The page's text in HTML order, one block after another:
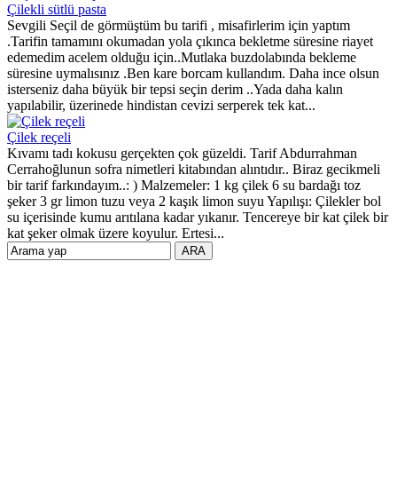
Çilekli sütlü pasta
Sevgili Seçil de görmüştüm bu tarifi , misafirlerim için yaptım
.Tarifin tamamını okumadan yola çıkınca bekletme süresine riayet
edemedim acelem olduğu için..Mutlaka buzdolabında bekleme
süresine uymalısınız .Ben kare borcam kullandım. Daha ince olsun
isterseniz daha büyük bir tepsi seçin derim ..Yada daha kalın
yapılabilir, üzerinede hindistan cevizi serperek tek kat...
Çilek reçeli
Kıvamı tadı kokusu gerçekten çok güzeldi. Tarif Abdurrahman
Cerrahoğlunun sofra nimetleri kitabından alıntıdır.. Biraz gecikmeli
bir tarif farkındayım..: ) Malzemeler: 1 kg çilek 6 su bardağı toz
şeker 3 gr limon tuzu veya 2 kaşık limon suyu Yapılışı: Çilekler bol
su içerisinde kumu arıtılana kadar yıkanır. Tencereye bir kat çilek bir
kat şeker olmak üzere koyulur. Ertesi...